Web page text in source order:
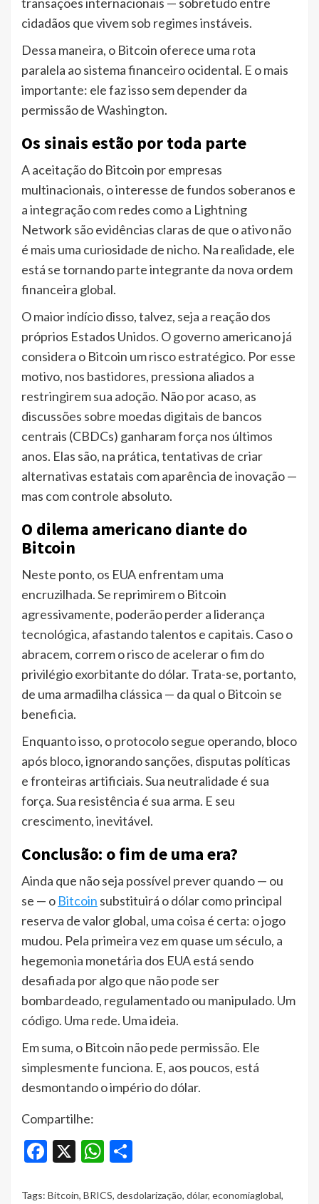
cidadãos que vivem sob regimes instáveis.
Dessa maneira, o Bitcoin oferece uma rota
paralela ao sistema financeiro ocidental. E o mais
importante: ele faz isso sem depender da
permissão de Washington.
Os sinais estão por toda parte
A aceitação do Bitcoin por empresas
multinacionais, o interesse de fundos soberanos e
a integração com redes como a Lightning
Network são evidências claras de que o ativo não
é mais uma curiosidade de nicho. Na realidade, ele
está se tornando parte integrante da nova ordem
financeira global.
O maior indício disso, talvez, seja a reação dos
próprios Estados Unidos. O governo americano já
considera o Bitcoin um risco estratégico. Por esse
motivo, nos bastidores, pressiona aliados a
restringirem sua adoção. Não por acaso, as
discussões sobre moedas digitais de bancos
centrais (CBDCs) ganharam força nos últimos
anos. Elas são, na prática, tentativas de criar
alternativas estatais com aparência de inovação —
mas com controle absoluto.
O dilema americano diante do
Bitcoin
Neste ponto, os EUA enfrentam uma
encruzilhada. Se reprimirem o Bitcoin
agressivamente, poderão perder a liderança
tecnológica, afastando talentos e capitais. Caso o
abracem, correm o risco de acelerar o fim do
privilégio exorbitante do dólar. Trata-se, portanto,
de uma armadilha clássica — da qual o Bitcoin se
beneficia.
Enquanto isso, o protocolo segue operando, bloco
após bloco, ignorando sanções, disputas políticas
e fronteiras artificiais. Sua neutralidade é sua
força. Sua resistência é sua arma. E seu
crescimento, inevitável.
Conclusão: o fim de uma era?
Ainda que não seja possível prever quando — ou
se — o Bitcoin substituirá o dólar como principal
reserva de valor global, uma coisa é certa: o jogo
mudou. Pela primeira vez em quase um século, a
hegemonia monetária dos EUA está sendo
desafiada por algo que não pode ser
bombardeado, regulamentado ou manipulado. Um
código. Uma rede. Uma ideia.
Em suma, o Bitcoin não pede permissão. Ele
simplesmente funciona. E, aos poucos, está
desmontando o império do dólar.
Compartilhe:
Facebook
X WhatsApp
Tags: Bitcoin, BRICS, desdolarização, dólar, economiaglobal,